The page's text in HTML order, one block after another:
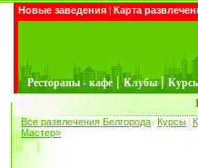
Новые заведения | Карта
Рестораны - кафе | Клубы |
Все развлечения Белгорода / Курсы /
Мастер»